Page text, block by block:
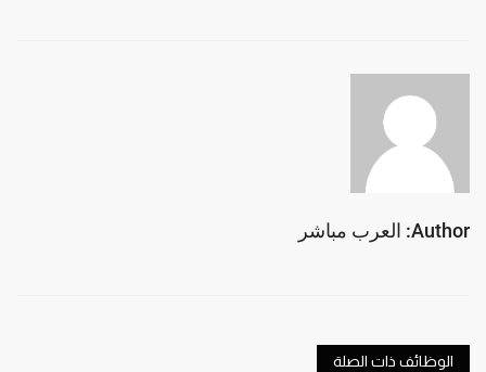
Author: العرب مباشر
الوظائف ذات الصلة